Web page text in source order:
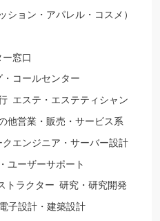
ション・アパレル・コスメ）
窓口
コールセンター
エステ・エステティシャン
他営業・販売・サービス系
クエンジニア・サーバー設計
ユーザーサポート
トラクター 研究・研究開発
子設計・建築設計